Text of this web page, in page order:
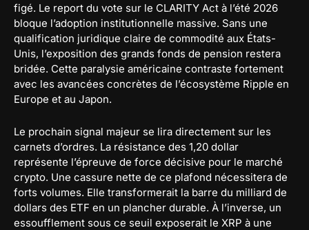
figé. Le report du vote sur le CLARITY Act à l’été 2026
bloque l’adoption institutionnelle massive. Sans une
qualification juridique claire de commodité aux États-
Unis, l’exposition des grands fonds de pension restera
bridée. Cette paralysie américaine contraste fortement
avec les avancées concrètes de l’écosystème Ripple en
Europe et au Japon.
Le prochain signal majeur se lira directement sur les
carnets d’ordres. La résistance des 1,20 dollar
représente l’épreuve de force décisive pour le marché
crypto. Une cassure nette de ce plafond nécessitera de
forts volumes. Elle transformerait la barre du milliard de
dollars des ETF en un plancher durable. À l’inverse, un
essoufflement sous ce seuil exposerait le XRP à une